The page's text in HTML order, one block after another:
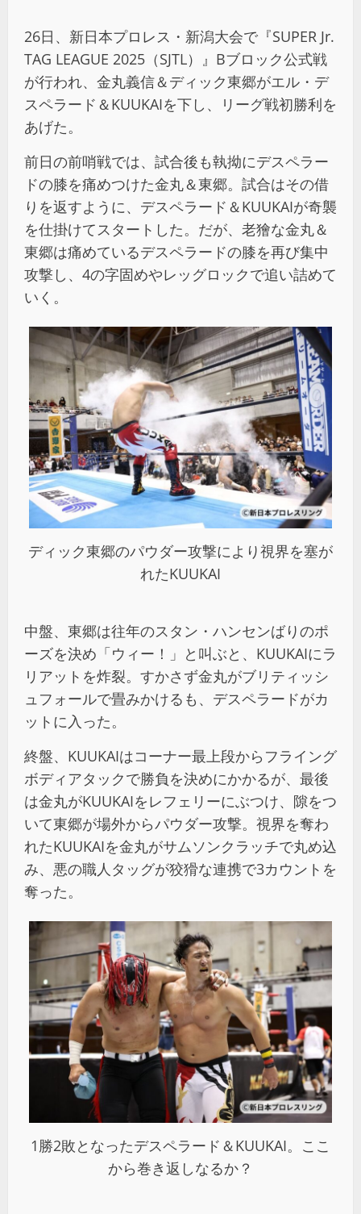
26日、新日本プロレス・新潟大会で『SUPER Jr.
TAG LEAGUE 2025（SJTL）』Bブロック公式戦
が行われ、金丸義信＆ディック東郷がエル・デ
スペラード＆KUUKAIを下し、リーグ戦初勝利を
あげた。
前日の前哨戦では、試合後も執拗にデスペラー
ドの膝を痛めつけた金丸＆東郷。試合はその借
りを返すように、デスペラード＆KUUKAIが奇襲
を仕掛けてスタートした。だが、老獪な金丸＆
東郷は痛めているデスペラードの膝を再び集中
攻撃し、4の字固めやレッグロックで追い詰めて
いく。
ディック東郷のパウダー攻撃により視界を塞が
れたKUUKAI
中盤、東郷は往年のスタン・ハンセンばりのポ
ーズを決め「ウィー！」と叫ぶと、KUUKAIにラ
リアットを炸裂。すかさず金丸がブリティッシ
ュフォールで畳みかけるも、デスペラードがカ
ットに入った。
終盤、KUUKAIはコーナー最上段からフライング
ボディアタックで勝負を決めにかかるが、最後
は金丸がKUUKAIをレフェリーにぶつけ、隙をつ
いて東郷が場外からパウダー攻撃。視界を奪わ
れたKUUKAIを金丸がサムソンクラッチで丸め込
み、悪の職人タッグが狡猾な連携で3カウントを
奪った。
1勝2敗となったデスペラード＆KUUKAI。ここ
から巻き返しなるか？